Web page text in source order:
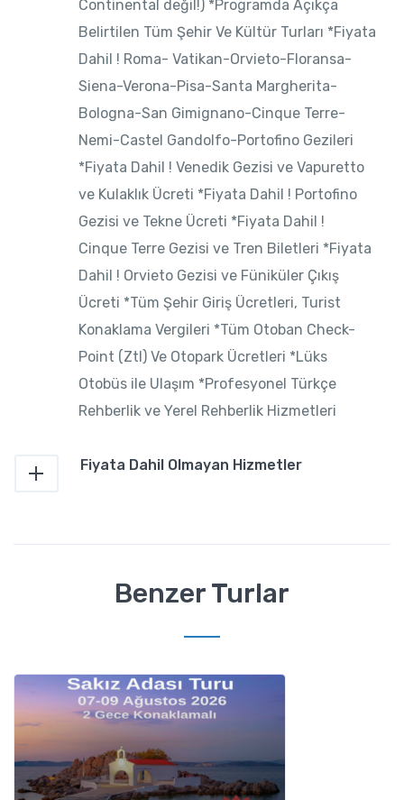
Continental değil!) *Programda Açıkça
Belirtilen Tüm Şehir Ve Kültür Turları *Fiyata
Dahil ! Roma- Vatikan-Orvieto-Floransa-
Siena-Verona-Pisa-Santa Margherita-
Bologna-San Gimignano-Cinque Terre-
Nemi-Castel Gandolfo-Portofino Gezileri
*Fiyata Dahil ! Venedik Gezisi ve Vapuretto
ve Kulaklık Ücreti *Fiyata Dahil ! Portofino
Gezisi ve Tekne Ücreti *Fiyata Dahil !
Cinque Terre Gezisi ve Tren Biletleri *Fiyata
Dahil ! Orvieto Gezisi ve Füniküler Çıkış
Ücreti *Tüm Şehir Giriş Ücretleri, Turist
Konaklama Vergileri *Tüm Otoban Check-
Point (Ztl) Ve Otopark Ücretleri *Lüks
Otobüs ile Ulaşım *Profesyonel Türkçe
Rehberlik ve Yerel Rehberlik Hizmetleri
Fiyata Dahil Olmayan Hizmetler
Benzer Turlar